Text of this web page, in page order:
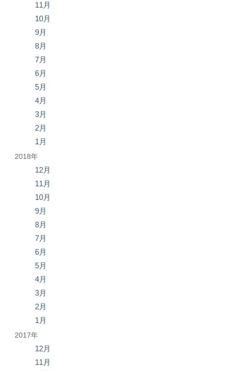
11月
10月
9月
8月
7月
6月
5月
4月
3月
2月
1月
2018年
12月
11月
10月
9月
8月
7月
6月
5月
4月
3月
2月
1月
2017年
12月
11月